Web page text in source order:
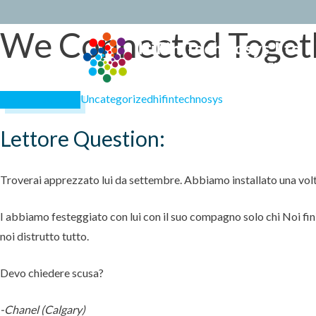
Skip
to
We Connected
Uncategorizedhifintechnosys
Lettore Question:
Troverai apprezzato lui da settembre. Abbiamo installato una
I abbiamo festeggiato con lui con il suo compagno solo chi Noi
noi distrutto tutto.
Devo chiedere scusa?
-Chanel (Calgary)